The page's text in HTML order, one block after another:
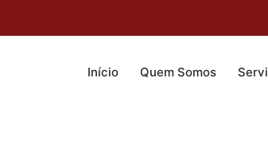
Início Quem Somos